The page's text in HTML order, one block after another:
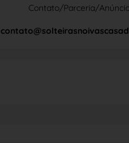
Contato/Parceria/